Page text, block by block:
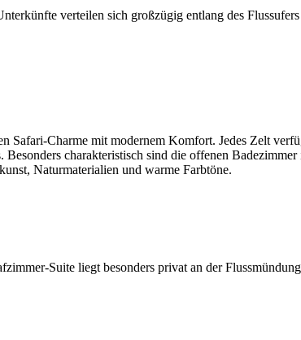
verteilen sich großzügig entlang des
Safari-Charme mit modernem Komfort. Jedes Zelt
charakteristisch sind die offenen
Naturmaterialien und warme Farbtöne.
Suite liegt besonders privat an der